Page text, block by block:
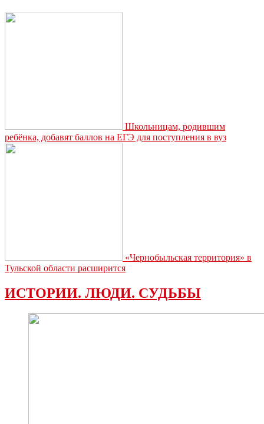
Школьницам, родившим
ребёнка, добавят баллов на ЕГЭ для поступления в вуз
«Чернобыльская территория» в
Тульской области расширится
ИСТОРИИ. ЛЮДИ. СУДЬБЫ